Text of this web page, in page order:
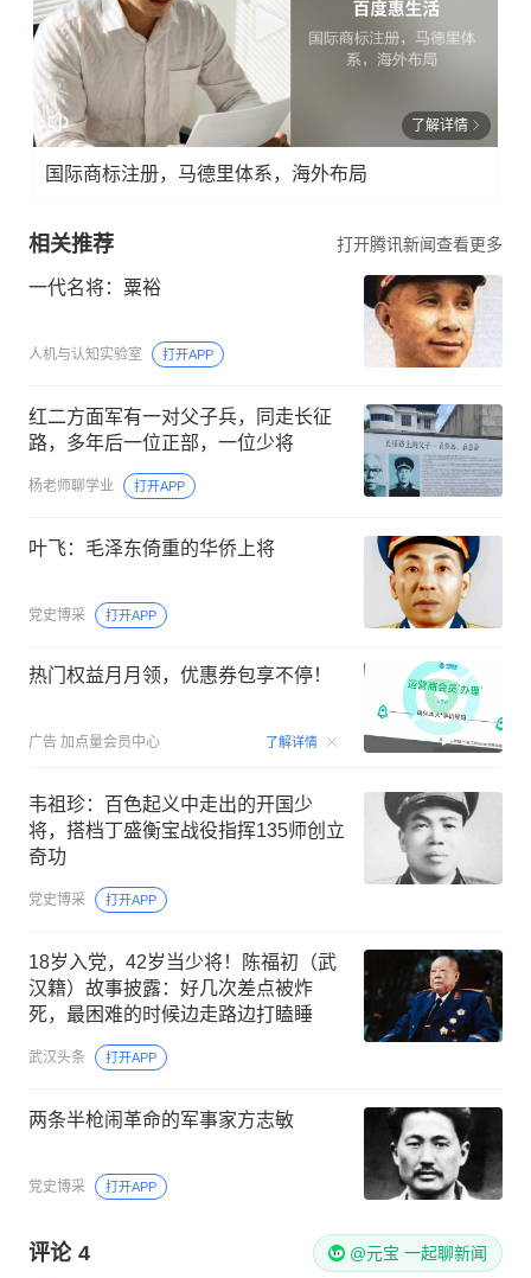
了解详情
国际商标注册，马德里体系，海外布局
相关推荐 打开腾讯新闻查看更多
一代名将：粟裕
人机与认知实验室 打开APP
红二方面军有一对父子兵，同走长征
路，多年后一位正部，一位少将
杨老师聊学业 打开APP
叶飞：毛泽东倚重的华侨上将
党史博采 打开APP
热门权益月月领，优惠券包享不停！
广告 加点量会员中心 了解详情 00:15
韦祖珍：百色起义中走出的开国少
将，搭档丁盛衡宝战役指挥135师创立
奇功
党史博采 打开APP
18岁入党，42岁当少将！陈福初（武
汉籍）故事披露：好几次差点被炸
死，最困难的时候边走路边打瞌睡
武汉头条 打开APP
两条半枪闹革命的军事家方志敏
党史博采 打开APP
评论 4 @元宝 一起聊新闻